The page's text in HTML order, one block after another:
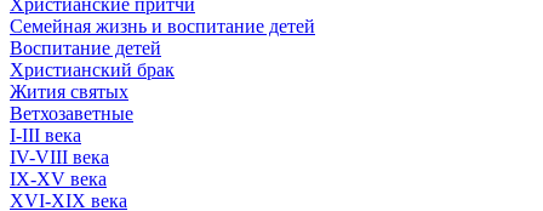
Христианские притчи
Семейная жизнь и воспитание детей
Воспитание детей
Христианский брак
Жития святых
Ветхозаветные
I-III века
IV-VIII века
IX-XV века
XVI-XIX века